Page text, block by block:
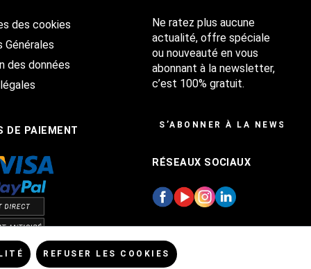
des cookies
Générales
des données
DE PAIEMENT
Ne ratez plus aucune
actualité, offre spéciale
ou nouveauté en vous
abonnant à la newsletter,
c’est 100% gratuit.
S’ABONNER À LA
RÉSEAUX SOCIAUX
REFUSER LES COOKIES